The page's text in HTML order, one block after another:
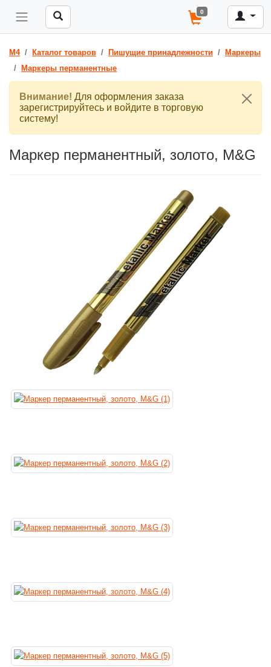
0
M4 Каталог товаров Пишущие принадлежности
Маркеры
Маркеры перманентные
Внимание! Для оформления заказа
зарегистрируйтесь и войдите в торговую
систему!
Маркер перманентный, золото, M&G